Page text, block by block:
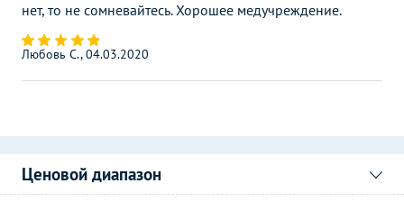
нет, то не сомневайтесь. Хорошее медучреждение.
Любовь С., 04.03.2020
Ценовой диапазон